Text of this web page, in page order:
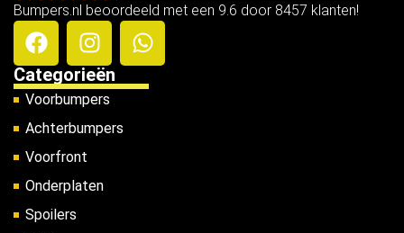
Bumpers.nl beoordeeld met een 9.6 door 8457 klanten!
Categorieën
Voorbumpers
Achterbumpers
Voorfront
Onderplaten
Spoilers